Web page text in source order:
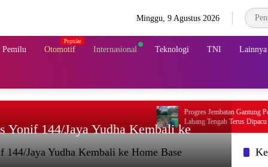
Minggu, 9 Agustus 2026
Otomotif Internasional Teknologi TNI Lainnya
Progres Jembatan Gantung Perintis
Lahang Tengah Terus Dipacu
144/Jaya Yudha Kembali ke Home Base
Yonif 144/Jaya Yudha Kembali ke